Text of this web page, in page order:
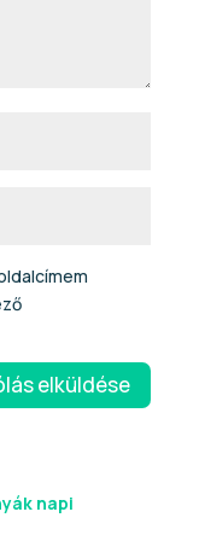
elküldése
napi